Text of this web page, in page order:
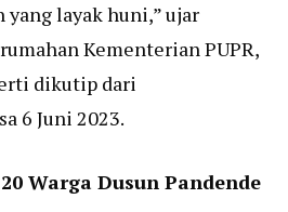
layak huni,” ujar
Kementerian PUPR,
dikutip dari
6 Juni 2023.
Warga Dusun Pandende